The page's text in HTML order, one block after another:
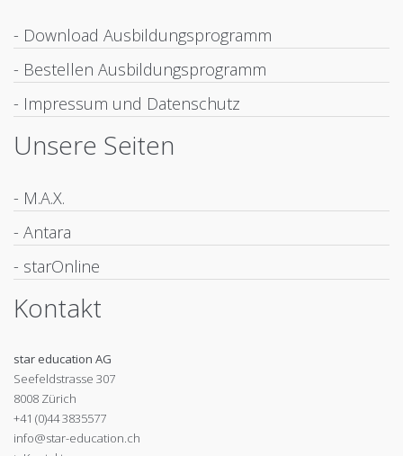
- Download Ausbildungsprogramm
- Bestellen Ausbildungsprogramm
- Impressum und Datenschutz
Unsere Seiten
- M.A.X.
- Antara
- starOnline
Kontakt
star education AG
Seefeldstrasse 307
8008 Zürich
+41 (0)44 3835577
info@star-education.ch